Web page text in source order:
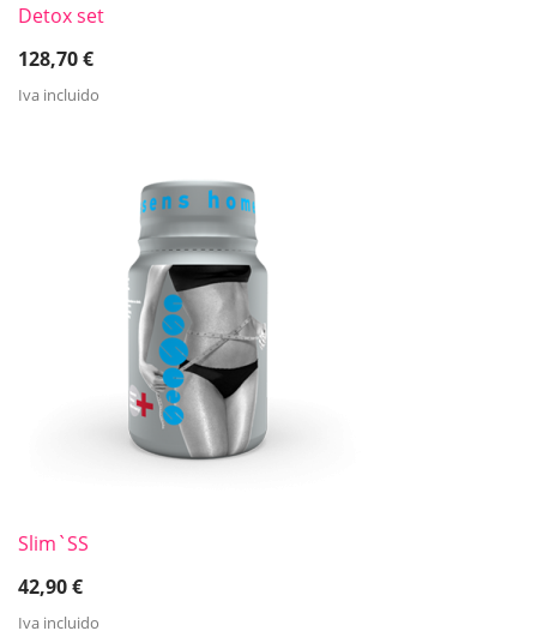
Detox set
128,70€
Iva incluido
Slim`SS
42,90€
Iva incluido